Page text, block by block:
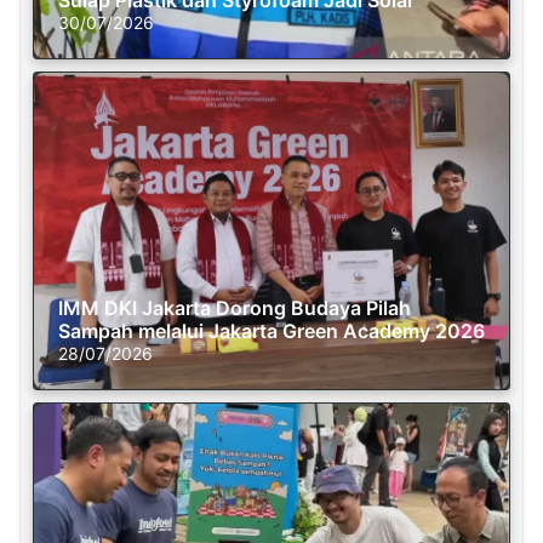
30/07/2026
IMM DKI Jakarta Dorong Budaya Pilah
Sampah melalui Jakarta Green Academy 2026
28/07/2026